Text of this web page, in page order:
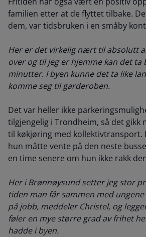
familien etter at de flyttet tilbake.
dem, var tidsbruken i en småby
Her er det virkelig nært til absolutt
over og til jeg er hjemme kan det ta
minutter. I byen kunne det ta like
komme seg til garderoben.
Det var heller ikke
tilgjengelig i Trondheim, så det gikk
til køkjøring med kollektivtransport.
hun måtte vente på den neste
en time senere om hun ikke rakk
Her i Brønnøysund setter jeg stor
tiden man får sammen med
på jobb, meddeler Christel, og
føler en mye større grad av frihet
hadde i byen.